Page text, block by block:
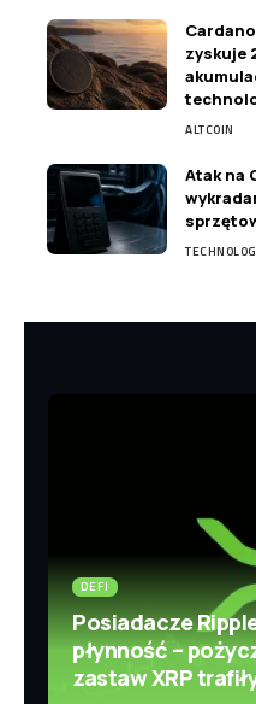
zyskuje
ALTCOIN
Atak na
DEFI
Posiadacze
płynność –
zastaw XRP